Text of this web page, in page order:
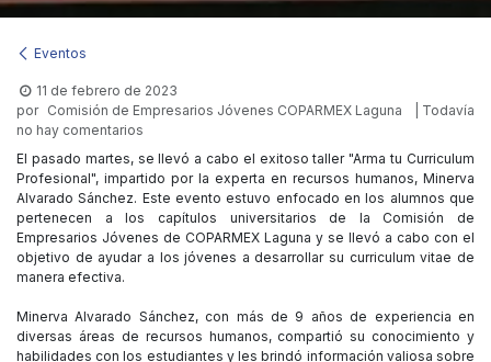
Eventos
11 de febrero de 2023
por Comisión de Empresarios Jóvenes COPARMEX Laguna
| Todavía
no hay comentarios
El pasado martes, se llevó a cabo el exitoso taller "Arma tu Curriculum
Profesional", impartido por la experta en recursos humanos, Minerva
Alvarado Sánchez. Este evento estuvo enfocado en los alumnos que
pertenecen a los capítulos universitarios de la Comisión de
Empresarios Jóvenes de COPARMEX Laguna y se llevó a cabo con el
objetivo de ayudar a los jóvenes a desarrollar su curriculum vitae de
manera efectiva.
Minerva Alvarado Sánchez, con más de 9 años de experiencia en
diversas áreas de recursos humanos, compartió su conocimiento y
habilidades con los estudiantes y les brindó información valiosa sobre